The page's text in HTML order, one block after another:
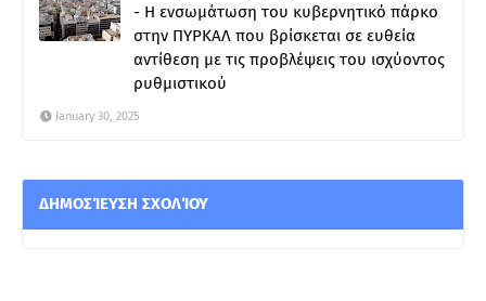
- Η ενσωμάτωση του κυβερνητικό πάρκο
στην ΠΥΡΚΑΛ που βρίσκεται σε ευθεία
αντίθεση με τις προβλέψεις του ισχύοντος
ρυθμιστικού
January 30, 2025
ΔΗΜΟΣΊΕΥΣΗ ΣΧΟΛΊΟΥ